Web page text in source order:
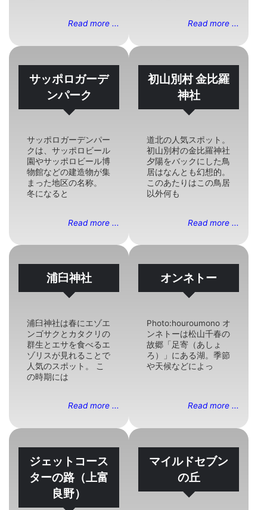
Read more ... Read more ...
サッポロガーデ
ンパーク
サッポロガーデンパー
クは、サッポロビール
園やサッポロビール博
物館などの建造物が集
まった地区の名称。
冬になると
Read more ...
初山別村 金比羅
神社
道北の人気スポット。
初山別村の金比羅神社
夕陽をバックにした鳥
居はなんとも幻想的。
このあたりはこの鳥居
以外何も
Read more ...
浦臼神社
浦臼神社は春にエゾエ
ンゴサクとカタクリの
群生とエサを食べるエ
ゾリスが見れることで
人気のスポット。 こ
の時期には
Read more ...
オンネトー
Photo:houroumono オ
ンネトーは松山千春の
故郷「足寄（あしょ
ろ）」にある湖。季節
や天候などによっ
Read more ...
ジェットコース
ターの路（上富
良野）
マイルドセブン
の丘